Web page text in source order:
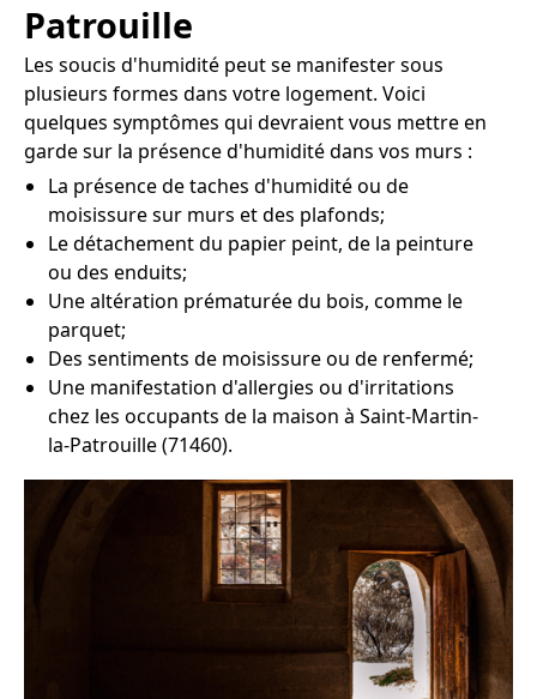
Patrouille
Les soucis d'humidité peut se manifester sous
plusieurs formes dans votre logement. Voici
quelques symptômes qui devraient vous mettre en
garde sur la présence d'humidité dans vos murs :
La présence de taches d'humidité ou de
moisissure sur murs et des plafonds;
Le détachement du papier peint, de la peinture
ou des enduits;
Une altération prématurée du bois, comme le
parquet;
Des sentiments de moisissure ou de renfermé;
Une manifestation d'allergies ou d'irritations
chez les occupants de la maison à Saint-Martin-
la-Patrouille (71460).